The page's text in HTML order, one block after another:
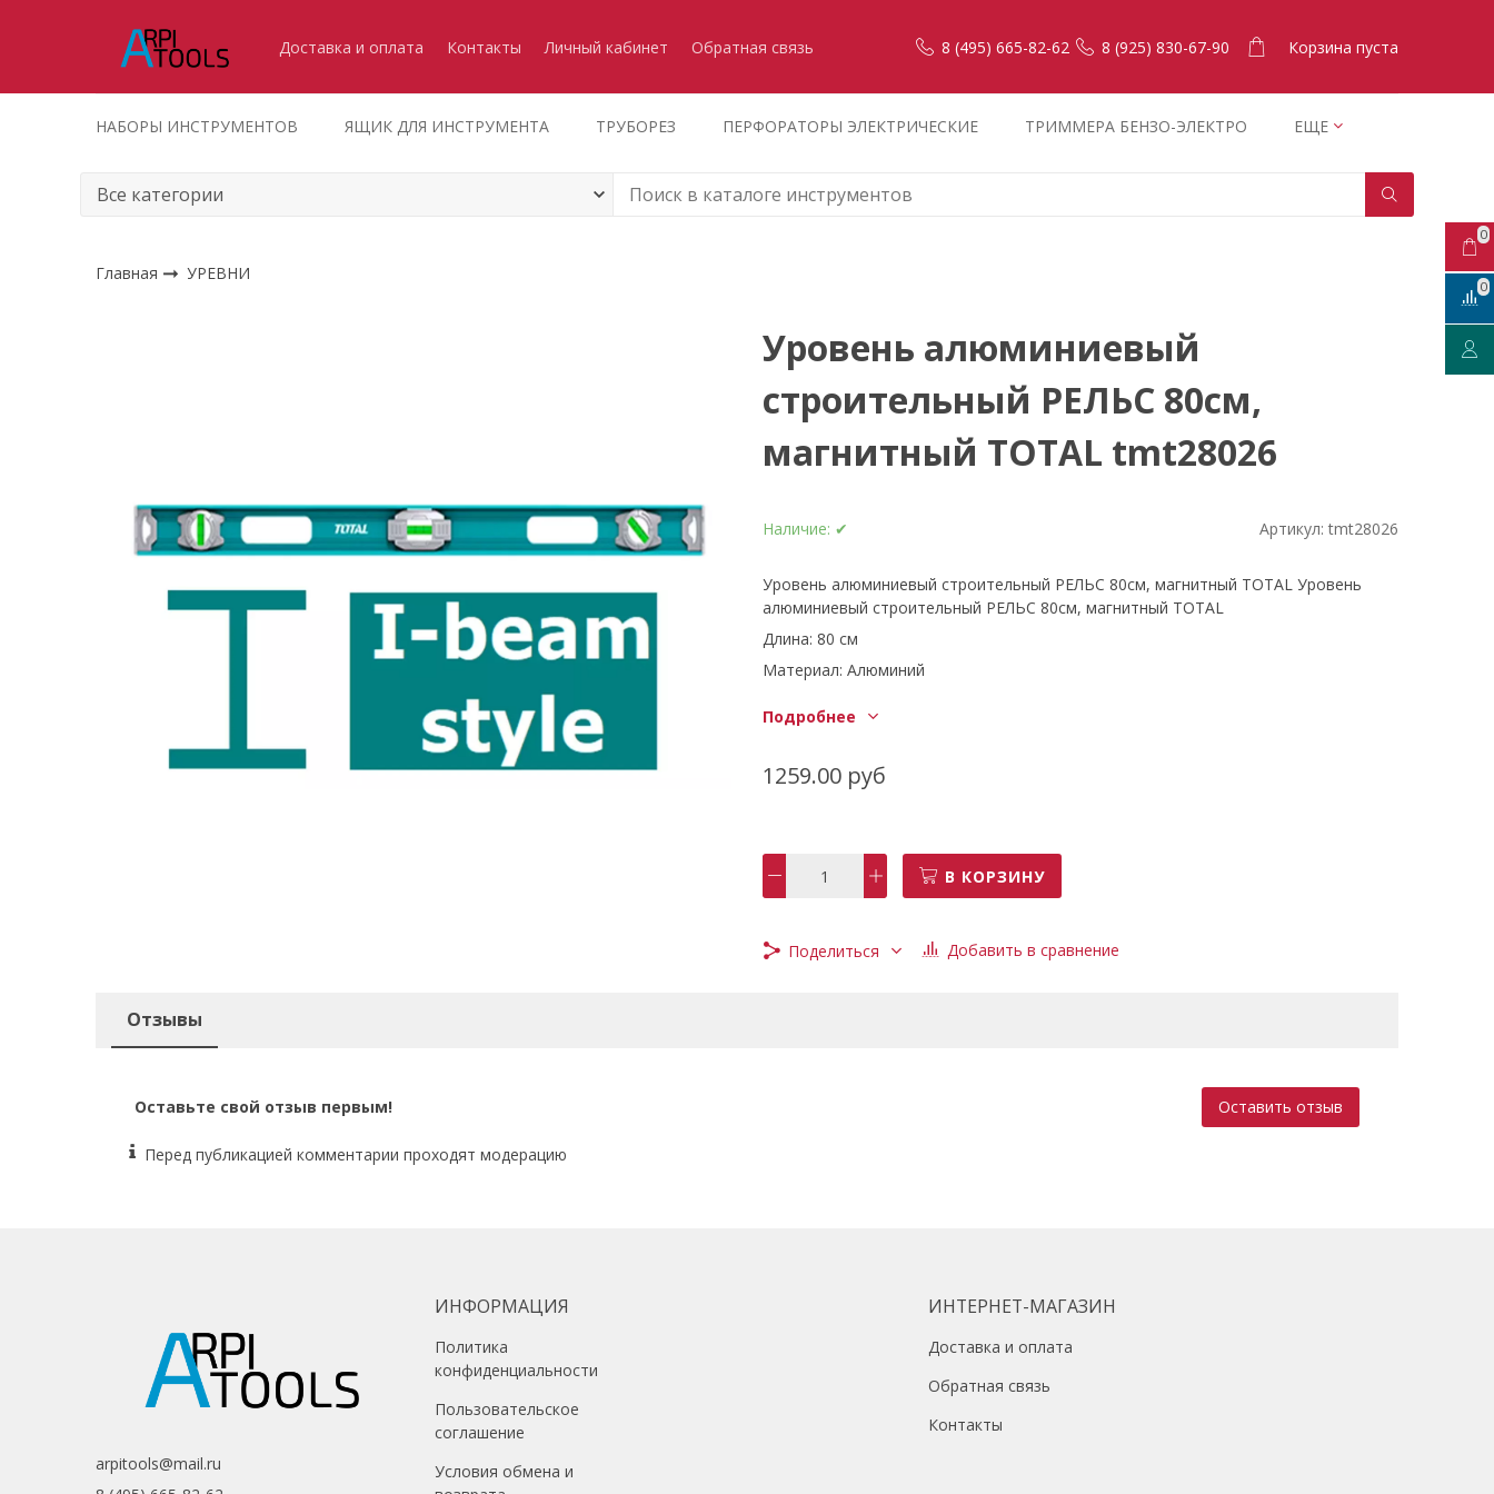
8 (495) 665-82-62 8 (925) 830-67-90
Доставка и оплата Контакты Личный кабинет Обратная связь Корзина пуста
НАБОРЫ ИНСТРУМЕНТОВ ЯЩИК ДЛЯ ИНСТРУМЕНТА ТРУБОРЕЗ ПЕРФОРАТОРЫ ЭЛЕКТРИЧЕСКИЕ ТРИММЕРА БЕНЗО-ЭЛЕКТРО ЕЩЕ
Главная УРЕВНИ
Уровень алюминиевый
строительный РЕЛЬС 80см,
магнитный TOTAL tmt28026
Наличие: ✔ Артикул:tmt28026
Уровень алюминиевый строительный РЕЛЬС 80см, магнитный TOTAL Уровень
алюминиевый строительный РЕЛЬС 80см, магнитный TOTAL
Длина: 80 см
Материал: Алюминий
Тип: Магнитный
Уникальный дизайн
Долгий срок службы
Уровень строительный
Страна-изготовитель
Механический
Подробнее
1259.00 руб
В КОРЗИНУ
Поделиться Добавить в сравнение
Отзывы
Оставьте свой отзыв первым! Оставить отзыв
Перед публикацией комментарии проходят модерацию
arpitools@mail.ru
ИНФОРМАЦИЯ
Политика
конфиденциальности
Пользовательское
соглашение
Условия обмена и
ИНТЕРНЕТ-МАГАЗИН
Доставка и оплата
Обратная связь
Контакты
0
0